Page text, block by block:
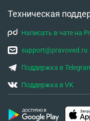
Техническая
Написать в чате на
support@pravoved.ru
Поддержка в
Поддержка в VK